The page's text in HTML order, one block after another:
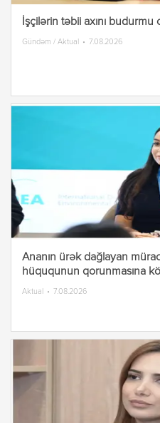
İşçilərin təbii axını
Gündəm / Aktual 7.08.2026
Ananın ürək dağlayan
hüququnun qorunmasına
Aktual 7.08.2026